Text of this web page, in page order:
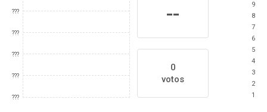
???
???
???
???
???
--
0
votos
9
8
7
6
5
4
3
2
1